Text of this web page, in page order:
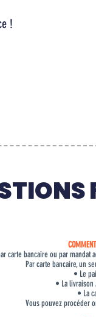
!
carte bancaire ou par
Par carte bancaire, un
• Le
• La
• La
Vous pouvez procéder